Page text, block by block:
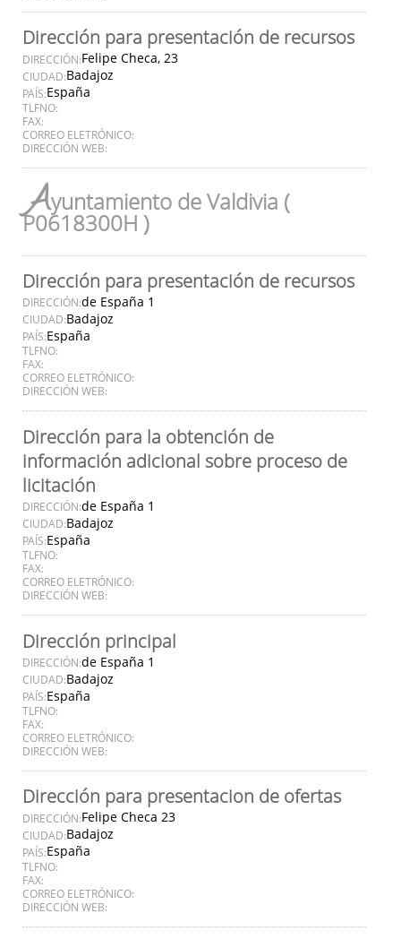
Dirección para presentación de recursos
DIRECCIÓN:Felipe Checa, 23
CIUDAD:Badajoz
PAÍS:España
TLFNO:
FAX:
CORREO ELETRÓNICO:
DIRECCIÓN WEB:
Ayuntamiento de Valdivia (
P0618300H )
Dirección para presentación de recursos
DIRECCIÓN:de España 1
CIUDAD:Badajoz
PAÍS:España
TLFNO:
FAX:
CORREO ELETRÓNICO:
DIRECCIÓN WEB:
Dirección para la obtención de
información adicional sobre proceso de
licitación
DIRECCIÓN:de España 1
CIUDAD:Badajoz
PAÍS:España
TLFNO:
FAX:
CORREO ELETRÓNICO:
DIRECCIÓN WEB:
Dirección principal
DIRECCIÓN:de España 1
CIUDAD:Badajoz
PAÍS:España
TLFNO:
FAX:
CORREO ELETRÓNICO:
DIRECCIÓN WEB:
Dirección para presentacion de ofertas
DIRECCIÓN:Felipe Checa 23
CIUDAD:Badajoz
PAÍS:España
TLFNO:
FAX:
CORREO ELETRÓNICO:
DIRECCIÓN WEB: